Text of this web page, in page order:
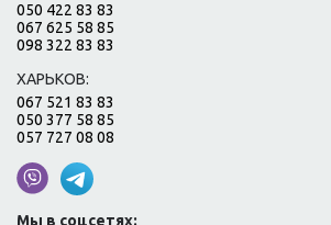
050 422 83 83
067 625 58 85
098 322 83 83
ХАРЬКОВ:
067 521 83 83
050 377 58 85
057 727 08 08
Мы в соцсетях: